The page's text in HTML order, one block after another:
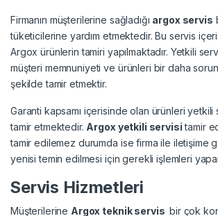
Firmanın müşterilerine sağladığı argox servis
tüketicilerine yardım etmektedir. Bu servis
Argox ürünlerin tamiri yapılmaktadır. Yetkili
müşteri memnuniyeti ve ürünleri bir daha
şekilde tamir etmektir.
Garanti kapsamı içerisinde olan ürünleri yetkili
tamir etmektedir. Argox yetkili servisitamir
tamir edilemez durumda ise firma ile iletişime
yenisi temin edilmesi için gerekli işlemleri
Servis Hizmetleri
Müşterilerine Argox teknik servis bir çok